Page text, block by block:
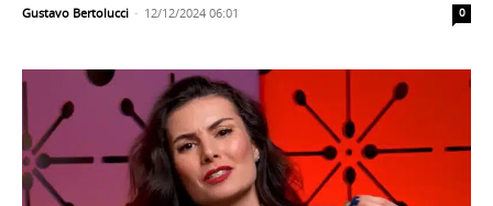
Gustavo Bertolucci - 12/12/2024 06:01 0